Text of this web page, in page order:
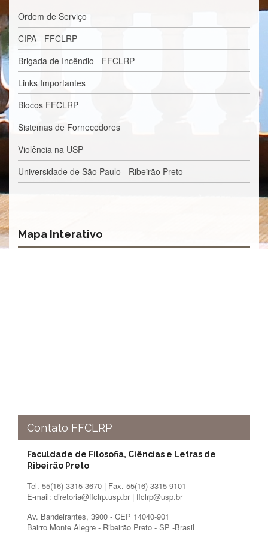
Seletivos
CONTATO
Ordem de Serviço
CIPA - FFCLRP
Brigada de Incêndio - FFCLRP
Links Importantes
Blocos FFCLRP
Sistemas de Fornecedores
Violência na USP
Universidade de São Paulo - Ribeirão Preto
Mapa Interativo
Contato FFCLRP
Faculdade de Filosofia, Ciências e Letras de
Ribeirão Preto
Tel. 55(16) 3315-3670 | Fax. 55(16) 3315-9101
E-mail: diretoria@ffclrp.usp.br | ffclrp@usp.br
Av. Bandeirantes, 3900 - CEP 14040-901
Bairro Monte Alegre - Ribeirão Preto - SP -Brasil